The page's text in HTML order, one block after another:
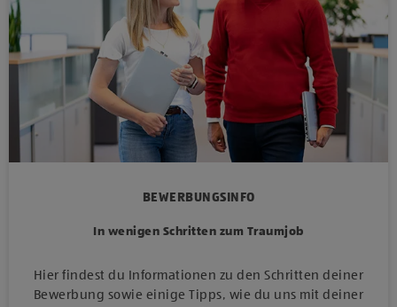
BEWERBUNGSINFO
In wenigen Schritten zum Traumjob
Hier findest du Informationen zu den Schritten deiner
Bewerbung sowie einige Tipps, wie du uns mit deiner